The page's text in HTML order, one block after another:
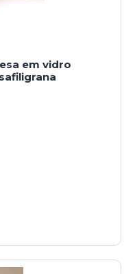
em vidro